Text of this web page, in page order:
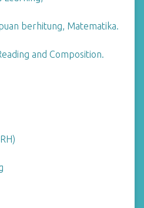
berhitung, Matematika.
and Composition.